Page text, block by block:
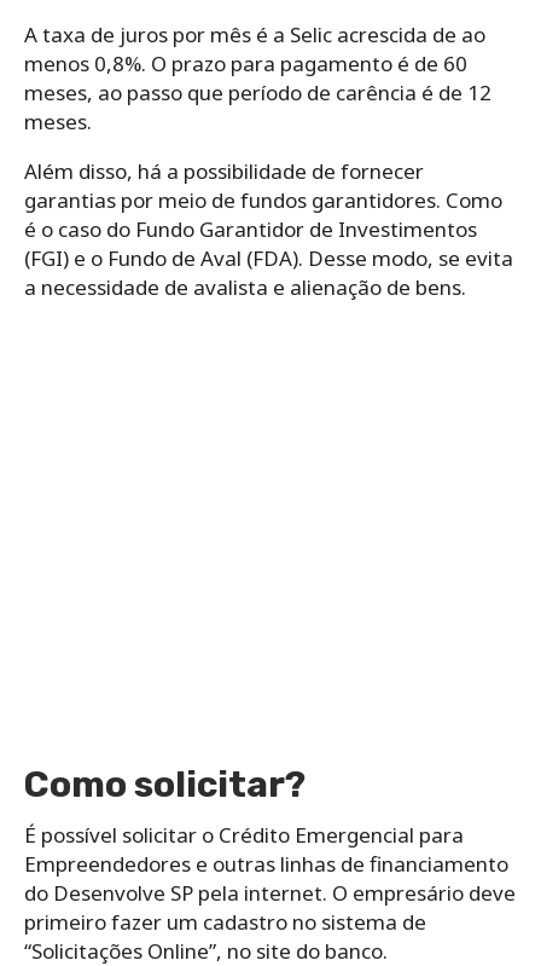
A taxa de juros por mês é a Selic acrescida de ao
menos 0,8%. O prazo para pagamento é de 60
meses, ao passo que período de carência é de 12
meses.
Além disso, há a possibilidade de fornecer
garantias por meio de fundos garantidores. Como
é o caso do Fundo Garantidor de Investimentos
(FGI) e o Fundo de Aval (FDA). Desse modo, se evita
a necessidade de avalista e alienação de bens.
Como solicitar?
É possível solicitar o Crédito Emergencial para
Empreendedores e outras linhas de financiamento
do Desenvolve SP pela internet. O empresário deve
primeiro fazer um cadastro no sistema de
“Solicitações Online”, no site do banco.